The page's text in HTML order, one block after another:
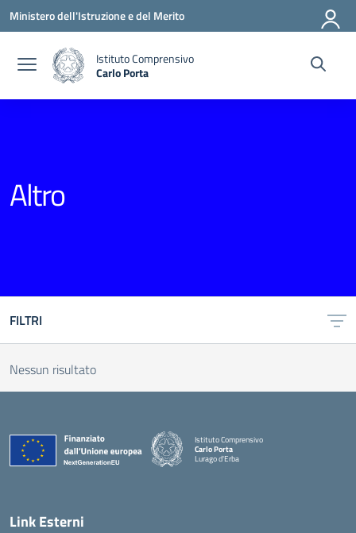
Vai ai contenuti
Vai al menu di navigazione
Vai al footer
Ministero dell'Istruzione e del Merito
Istituto Comprensivo
Carlo Porta
Altro
FILTRI
Nessun risultato
Istituto Comprensivo
Carlo Porta
Lurago d'Erba
— Visita la pagina iniziale della scuola
Link Esterni